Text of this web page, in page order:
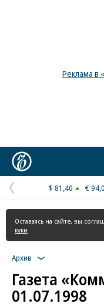
Реклама в
Предыдущая
страница
$ 81,40 €
Оставаясь на сайте, вы
куки
Архив
Газета
01.07.1998